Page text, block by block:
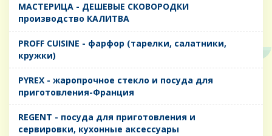
MАСТЕРИЦА - ДЕШЕВЫЕ СКОВОРОДКИ
производство КАЛИТВА
PROFF CUISINE - фарфор (тарелки, салатники,
кружки)
PYREX - жаропрочное стекло и посуда для
приготовления-Франция
REGENT - посуда для приготовления и
сервировки, кухонные аксессуары